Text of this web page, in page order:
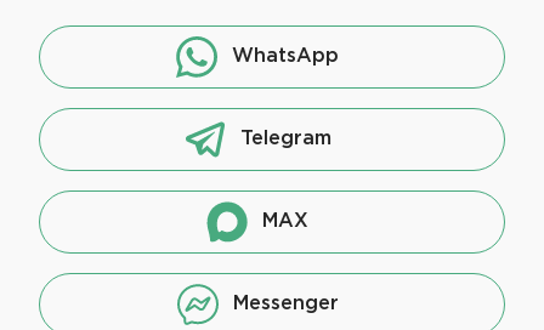
WhatsApp
Telegram
MAX
Messenger